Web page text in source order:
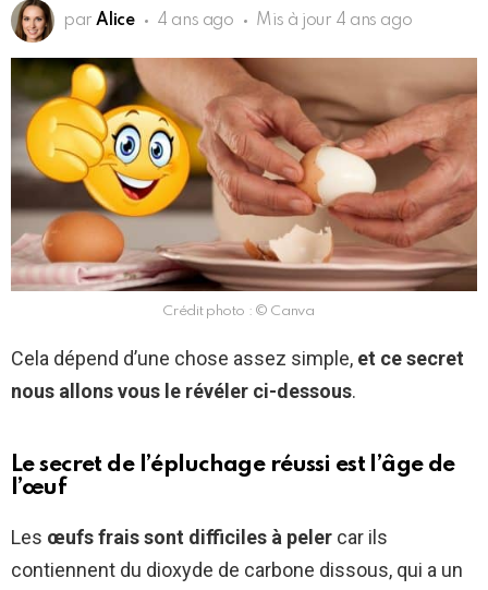
par Alice 4 ans ago Mis à jour 4 ans ago
Crédit photo : © Canva
Cela dépend d’une chose assez simple, et ce secret
nous allons vous le révéler ci-dessous.
Le secret de l’épluchage réussi est l’âge de
l’œuf
Les œufs frais sont difficiles à peler car ils
contiennent du dioxyde de carbone dissous, qui a un